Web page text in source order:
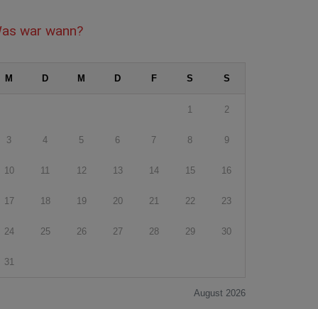
war wann?
August 2026
M D M D F S S
1 2
3 4 5 6 7 8 9
10 11 12 13 14 15 16
17 18 19 20 21 22 23
24 25 26 27 28 29 30
31